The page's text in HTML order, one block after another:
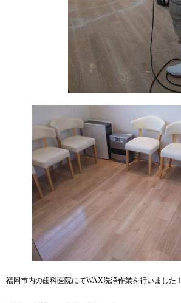
福岡市内の歯科医院にてWAX洗浄作業を行いました！